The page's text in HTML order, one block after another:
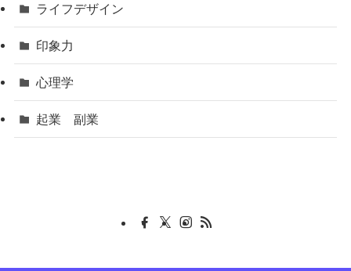
ライフデザイン
印象力
心理学
起業 副業